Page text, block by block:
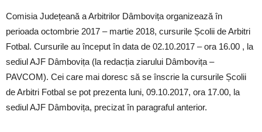
Comisia Județeană a Arbitrilor Dâmbovița organizează în
perioada octombrie 2017 – martie 2018, cursurile Școlii de Arbitri
Fotbal. Cursurile au început în data de 02.10.2017 – ora 16.00 , la
sediul AJF Dâmbovița (la redacția ziarului Dâmbovița –
PAVCOM). Cei care mai doresc să se înscrie la cursurile Școlii
de Arbitri Fotbal se pot prezenta luni, 09.10.2017, ora 17.00, la
sediul AJF Dâmbovița, precizat în paragraful anterior.